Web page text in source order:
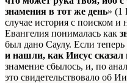
знамения в тот же день» (1
случае история с поиском и
Евангелия понималась как
был дано Саулу. Если
и нашли, как Иисус сказал
знамение сбылось, и, по
это свидетельствовало об